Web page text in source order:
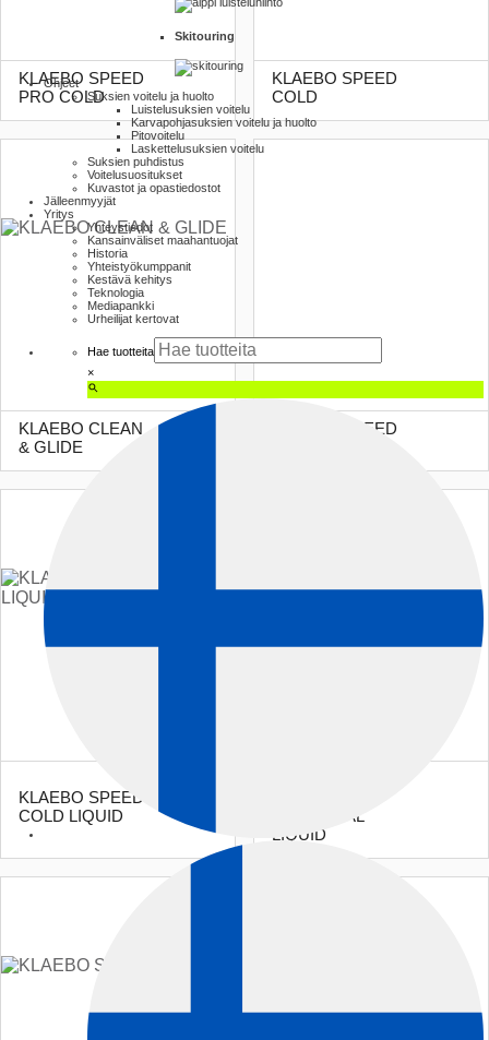
Skitouring
Ohjeet
Suksien voitelu ja huolto
Luistelu­suksien voitelu
Karva­pohja­suksien voitelu ja huolto
Pito­voitelu
Laskettelu­suksien voitelu
Suksien puhdistus
Voitelusuositukset
Kuvastot ja opas­tiedostot
Jälleenmyyjät
Yritys
Yhteystiedot
Kansainväliset maahantuojat
Historia
Yhteistyökumppanit
Kestävä kehitys
Teknologia
Mediapankki
Urheilijat kertovat
Hae tuotteita
×
KLAEBO SPEED
PRO COLD
KLAEBO SPEED
COLD
KLAEBO CLEAN
& GLIDE
KLAEBO SPEED
KLAEBO SPEED
COLD LIQUID
UNIVERSAL
LIQUID